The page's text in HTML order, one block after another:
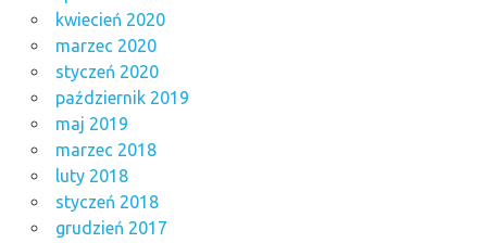
kwiecień 2020
marzec 2020
styczeń 2020
październik 2019
maj 2019
marzec 2018
luty 2018
styczeń 2018
grudzień 2017